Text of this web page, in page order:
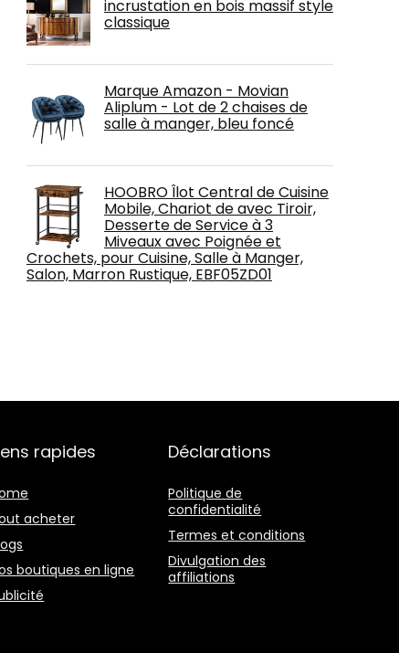
incrustation en bois massif style
classique
Marque Amazon - Movian
Aliplum - Lot de 2 chaises de
salle à manger, bleu foncé
HOOBRO Îlot Central de Cuisine
Mobile, Chariot de avec Tiroir,
Desserte de Service à 3
Miveaux avec Poignée et
Crochets, pour Cuisine, Salle à Manger,
Salon, Marron Rustique, EBF05ZD01
rapides
acheter
boutiques en ligne
Déclarations
Politique de
confidentialité
Termes et conditions
Divulgation des
affiliations